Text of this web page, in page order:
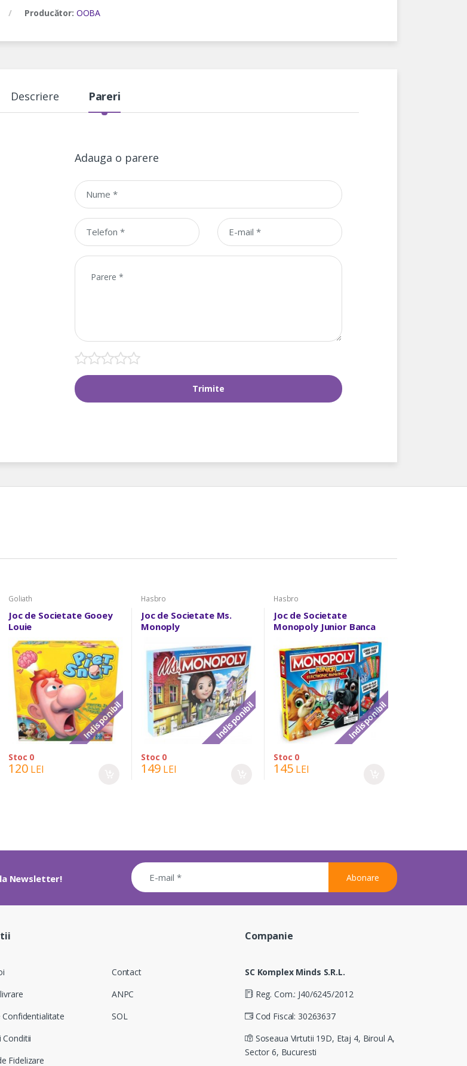
Producător: OOBA
Descriere Pareri
Adauga o parere
Goliath
Joc de Societate Gooey
Louie
Indisponibil
Stoc 0
120 LEI
Hasbro
Joc de Societate Ms.
Monoply
Indisponibil
Stoc 0
149 LEI
Hasbro
Joc de Societate
Monopoly Junior Banca
Indisponibil
Stoc 0
145 LEI
Newsletter! Abonare
Confidentialitate
Conditii
Fidelizare
Contact
ANPC
SOL
Companie
SC Komplex Minds S.R.L.
Reg. Com.: J40/6245/2012
Cod Fiscal: 30263637
Soseaua Virtutii 19D, Etaj 4, Biroul A,
Sector 6, Bucuresti